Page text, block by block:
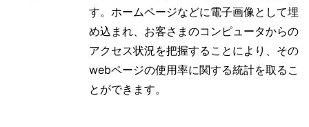
す。ホームページなどに電子画像として埋
め込まれ、お客さまのコンピュータからの
アクセス状況を把握することにより、その
webページの使用率に関する統計を取るこ
とができます。